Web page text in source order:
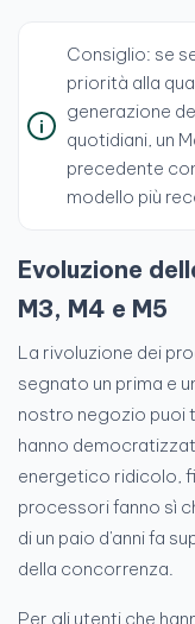
Consiglio: se
priorità alla
generazione
quotidiani, un
precedente
modello più
Evoluzione
M3, M4 e M5
La rivoluzione dei
segnato un prima e
nostro negozio puoi
hanno
energetico ridicolo,
processori fanno sì
di un paio d'anni fa
della concorrenza.
Per gli utenti che